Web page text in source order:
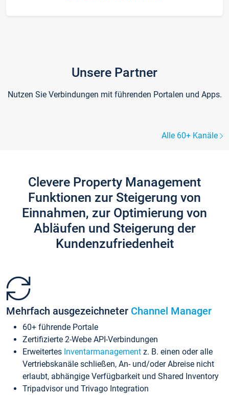
Unsere Partner
Nutzen Sie Verbindungen mit führenden Portalen und Apps.
Alle 60+ Kanäle
Clevere Property Management
Funktionen zur Steigerung von
Einnahmen, zur Optimierung von
Abläufen und Steigerung der
Kundenzufriedenheit
Mehrfach ausgezeichneter Channel Manager
60+ führende Portale
Zertifizierte 2-Webe API-Verbindungen
Erweitertes Inventarmanagement z. B. einen oder alle
Vertriebskanäle schließen, An- und/oder Abreise nicht
erlaubt, abhängige Verfügbarkeit und Shared Inventory
Tripadvisor und Trivago Integration